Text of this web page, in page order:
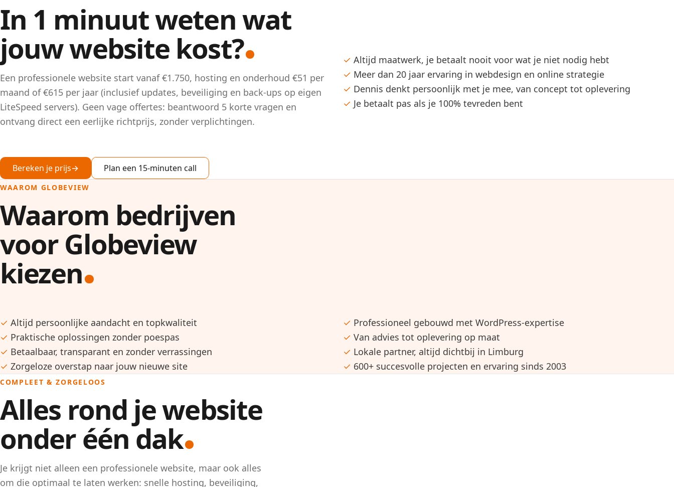
In 1 minuut weten wat
jouw website kost?
Een professionele website start vanaf €1.750, hosting en onderhoud €51 per
maand of €615 per jaar (inclusief updates, beveiliging en back-ups op eigen
LiteSpeed servers). Geen vage offertes: beantwoord 5 korte vragen en
ontvang direct een eerlijke richtprijs, zonder verplichtingen.
Bereken je prijs→ Plan een 15-minuten call
✓ Altijd maatwerk, je betaalt nooit voor wat je niet nodig hebt
✓ Meer dan 20 jaar ervaring in webdesign en online strategie
✓ Dennis denkt persoonlijk met je mee, van concept tot oplevering
✓ Je betaalt pas als je 100% tevreden bent
WAAROM GLOBEVIEW
Waarom bedrijven
voor Globeview
kiezen
✓ Altijd persoonlijke aandacht en topkwaliteit
✓ Praktische oplossingen zonder poespas
✓ Betaalbaar, transparant en zonder verrassingen
✓ Zorgeloze overstap naar jouw nieuwe site
✓ Professioneel gebouwd met WordPress-expertise
✓ Van advies tot oplevering op maat
✓ Lokale partner, altijd dichtbij in Limburg
✓ 600+ succesvolle projecten en ervaring sinds 2003
COMPLEET & ZORGELOOS
Alles rond je website
onder één dak
Je krijgt niet alleen een professionele website, maar ook alles
om die optimaal te laten werken: snelle hosting, beveiliging,